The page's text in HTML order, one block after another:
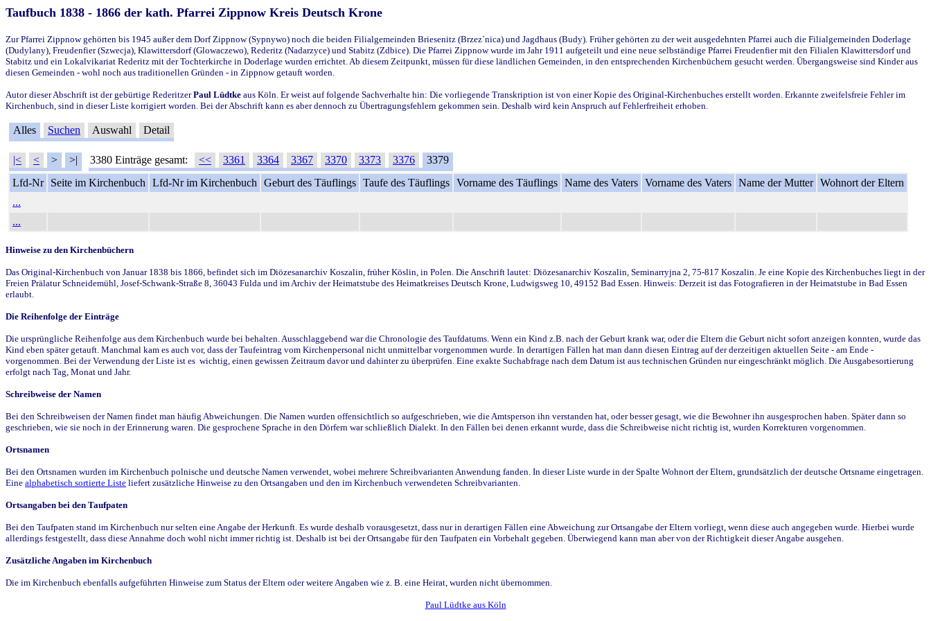
Taufbuch 1838 - 1866 der kath. Pfarrei Zippnow Kreis Deutsch Krone
Zur Pfarrei Zippnow gehörten bis 1945 außer dem Dorf Zippnow (Sypnywo) noch die beiden Filialgemeinden Briesenitz (Brzez`nica) und Jagdhaus (Budy). Früher gehörten zu der weit ausgedehnten Pfarrei auch die Filialgemeinden Doderlage
(Dudylany), Freudenfier (Szwecja), Klawittersdorf (Glowaczewo), Rederitz (Nadarzyce) und Stabitz (Zdbice). Die Pfarrei Zippnow wurde im Jahr 1911 aufgeteilt und eine neue selbständige Pfarrei Freudenfier mit den Filialen Klawittersdorf und
Stabitz und ein Lokalvikariat Rederitz mit der Tochterkirche in Doderlage wurden errichtet. Ab diesem Zeitpunkt, müssen für diese ländlichen Gemeinden, in den entsprechenden Kirchenbüchern gesucht werden. Übergangsweise sind Kinder aus
diesen Gemeinden - wohl noch aus traditionellen Gründen - in Zippnow getauft worden.
Autor dieser Abschrift ist der gebürtige RederitzerPaul Lüdtke aus Köln. Er weist auf folgende Sachverhalte hin: Die vorliegende Transkription ist von einer Kopie des Original-Kirchenbuches erstellt worden. Erkannte zweifelsfreie Fehler im
Kirchenbuch, sind in dieser Liste korrigiert worden. Bei der Abschrift kann es aber dennoch zu Übertragungsfehlern gekommen sein. Deshalb wird kein Anspruch auf Fehlerfreiheit erhoben.
Alles Suchen Auswahl Detail
|< < > >| 3380 Einträge gesamt: << 3361 3364 3367 3370 3373 3376
3379
Lfd-Nr
Seite im Kirchenbuch Lfd-Nr im Kirchenbuch Geburt des Täuflings Taufe des Täuflings Vorname des Täuflings Name des Vaters Vorname des Vaters Name der Mutter Wohnort der Eltern
...
...
Hinweise zu den Kirchenbüchern
Das Original-Kirchenbuch von Januar 1838 bis 1866, befindet sich im Diözesanarchiv Koszalin, früher Köslin, in Polen. Die Anschrift lautet: Diözesanarchiv Koszalin, Seminarryjna 2, 75-817 Koszalin. Je eine Kopie des Kirchenbuches liegt in der
Freien Prälatur Schneidemühl, Josef-Schwank-Straße 8, 36043 Fulda und im Archiv der Heimatstube des Heimatkreises Deutsch Krone, Ludwigsweg 10, 49152 Bad Essen. Hinweis: Derzeit ist das Fotografieren in der Heimatstube in Bad Essen
erlaubt.
Die Reihenfolge der Einträge
Die ursprüngliche Reihenfolge aus dem Kirchenbuch wurde bei behalten. Ausschlaggebend war die Chronologie des Taufdatums. Wenn ein Kind z.B. nach der Geburt krank war, oder die Eltern die Geburt nicht sofort anzeigen konnten, wurde das
Kind eben später getauft. Manchmal kam es auch vor, dass der Taufeintrag vom Kirchenpersonal nicht unmittelbar vorgenommen wurde. In derartigen Fällen hat man dann diesen Eintrag auf der derzeitigen aktuellen Seite - am Ende -
vorgenommen. Bei der Verwendung der Liste ist es wichtig, einen gewissen Zeitraum davor und dahinter zu überprüfen. Eine exakte Suchabfrage nach dem Datum ist aus technischen Gründen nur eingeschränkt möglich. Die Ausgabesortierung
erfolgt nach Tag, Monat und Jahr.
Schreibweise der Namen
Bei den Schreibweisen der Namen findet man häufig Abweichungen. Die Namen wurden offensichtlich so aufgeschrieben, wie die Amtsperson ihn verstanden hat, oder besser gesagt, wie die Bewohner ihn ausgesprochen haben. Später dann so
geschrieben, wie sie noch in der Erinnerung waren. Die gesprochene Sprache in den Dörfern war schließlich Dialekt. In den Fällen bei denen erkannt wurde, dass die Schreibweise nicht richtig ist, wurden Korrekturen vorgenommen.
Ortsnamen
Bei den Ortsnamen wurden im Kirchenbuch polnische und deutsche Namen verwendet, wobei mehrere Schreibvarianten Anwendung fanden. In dieser Liste wurde in der Spalte Wohnort der Eltern, grundsätzlich der deutsche Ortsname eingetragen.
Eine alphabetisch sortierte Liste liefert zusätzliche Hinweise zu den Ortsangaben und den im Kirchenbuch verwendeten Schreibvarianten.
Ortsangaben bei den Taufpaten
Bei den Taufpaten stand im Kirchenbuch nur selten eine Angabe der Herkunft. Es wurde deshalb vorausgesetzt, dass nur in derartigen Fällen eine Abweichung zur Ortsangabe der Eltern vorliegt, wenn diese auch angegeben wurde. Hierbei wurde
allerdings festgestellt, dass diese Annahme doch wohl nicht immer richtig ist. Deshalb ist bei der Ortsangabe für den Taufpaten ein Vorbehalt gegeben. Überwiegend kann man aber von der Richtigkeit dieser Angabe ausgehen.
Zusätzliche Angaben im Kirchenbuch
Die im Kirchenbuch ebenfalls aufgeführten Hinweise zum Status der Eltern oder weitere Angaben wie z. B. eine Heirat, wurden nicht übernommen.
Paul Lüdtke aus Köln